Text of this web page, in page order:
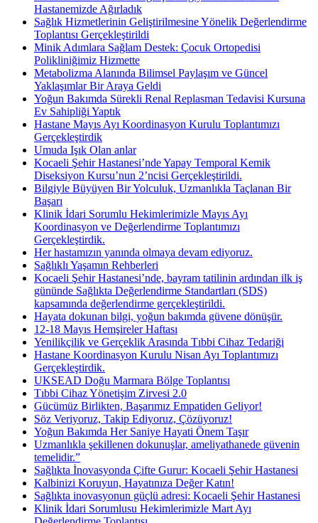
Hastanemizde Ağırladık
Sağlık Hizmetlerinin Geliştirilmesine Yönelik Değerlendirme
Toplantısı Gerçekleştirildi
Minik Adımlara Sağlam Destek: Çocuk Ortopedisi
Polikliniğimiz Hizmette
Metabolizma Alanında Bilimsel Paylaşım ve Güncel
Yaklaşımlar Bir Araya Geldi
Yoğun Bakımda Sürekli Renal Replasman Tedavisi Kursuna
Ev Sahipliği Yaptık
Hastane Mayıs Ayı Koordinasyon Kurulu Toplantımızı
Gerçekleştirdik
Umuda Işık Olan anlar
Kocaeli Şehir Hastanesi’nde Yapay Temporal Kemik
Diseksiyon Kursu’nun 2’ncisi Gerçekleştirildi.
Bilgiyle Büyüyen Bir Yolculuk, Uzmanlıkla Taçlanan Bir
Başarı
Klinik İdari Sorumlu Hekimlerimizle Mayıs Ayı
Koordinasyon ve Değerlendirme Toplantımızı
Gerçekleştirdik.
Her hastamızın yanında olmaya devam ediyoruz.
Sağlıklı Yaşamın Rehberleri
Kocaeli Şehir Hastanesi’nde, bayram tatilinin ardından ilk iş
gününde Sağlıkta Değerlendirme Standartları (SDS)
kapsamında değerlendirme gerçekleştirildi.
Hayata dokunan bilgi, yoğun bakımda güvene dönüşür.
12-18 Mayıs Hemşireler Haftası
Yenilikçilik ve Gerçeklik Arasında Tıbbi Cihaz Tedariği
Hastane Koordinasyon Kurulu Nisan Ayı Toplantımızı
Gerçekleştirdik.
UKSEAD Doğu Marmara Bölge Toplantısı
Tıbbi Cihaz Yönetişim Zirvesi 2.0
Gücümüz Birlikten, Başarımız Empatiden Geliyor!
Söz Veriyoruz, Takip Ediyoruz, Çözüyoruz!
Yoğun Bakımda Her Saniye Hayati Önem Taşır
Uzmanlıkla şekillenen dokunuşlar, ameliyathanede güvenin
temelidir.”
Sağlıkta İnovasyonda Çifte Gurur: Kocaeli Şehir Hastanesi
Kalbinizi Koruyun, Hayatınıza Değer Katın!
Sağlıkta inovasyonun güçlü adresi: Kocaeli Şehir Hastanesi
Klinik İdari Sorumlusu Hekimlerimizle Mart Ayı